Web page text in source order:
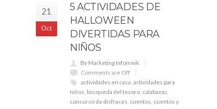
21
Oct
5 ACTIVIDADES DE
HALLOWEEN
DIVERTIDAS PARA
NIÑOS
By Marketing Infomeik
Comments are Off
actividades en casa actividades para
niños búsqueda del tesoro calabazas
concurso de disfraces cuentos cuentos y